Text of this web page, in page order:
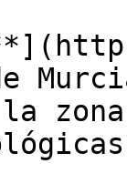
la